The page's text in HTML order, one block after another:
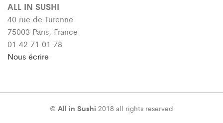
ALL IN SUSHI
40 rue de Turenne
75003 Paris, France
01 42 71 01 78
Nous écrire
© All in Sushi 2018 all rights reserved